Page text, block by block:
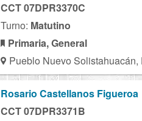
CCT 07DPR3370C
Turno: Matutino
Primaria, General
Pueblo Nuevo
Rosario Castellanos Figueroa
CCT 07DPR3371B